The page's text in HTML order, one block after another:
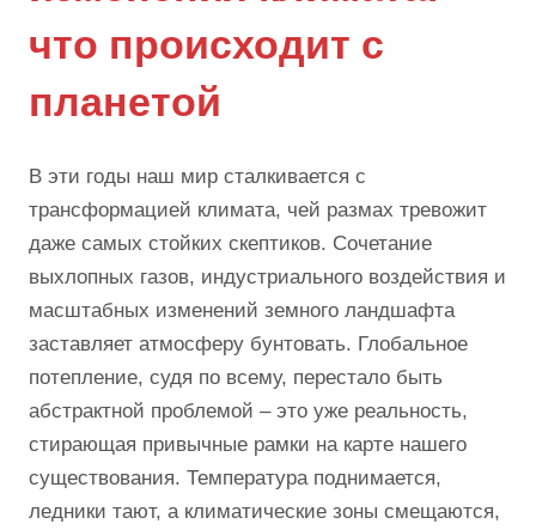
что происходит с
планетой
В эти годы наш мир сталкивается с
трансформацией климата, чей размах тревожит
даже самых стойких скептиков. Сочетание
выхлопных газов, индустриального воздействия и
масштабных изменений земного ландшафта
заставляет атмосферу бунтовать. Глобальное
потепление, судя по всему, перестало быть
абстрактной проблемой – это уже реальность,
стирающая привычные рамки на карте нашего
существования. Температура поднимается,
ледники тают, а климатические зоны смещаются,